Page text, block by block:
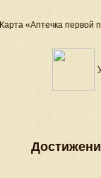
Карта «Аптечка первой